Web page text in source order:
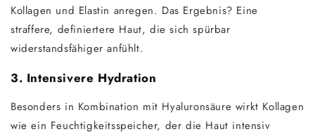
Kollagen und Elastin anregen. Das Ergebnis? Eine
straffere, definiertere Haut, die sich spürbar
widerstandsfähiger anfühlt.
3. Intensivere Hydration
Besonders in Kombination mit Hyaluronsäure wirkt Kollagen
wie ein Feuchtigkeitsspeicher, der die Haut intensiv